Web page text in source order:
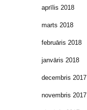
aprīlis 2018
marts 2018
februāris 2018
janvāris 2018
decembris 2017
novembris 2017